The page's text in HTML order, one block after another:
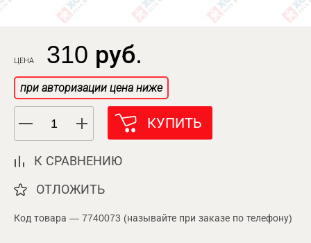
ЦЕНА 310 руб.
при авторизации цена ниже
КУПИТЬ
К СРАВНЕНИЮ
ОТЛОЖИТЬ
Код товара — 7740073 (называйте при заказе по телефону)